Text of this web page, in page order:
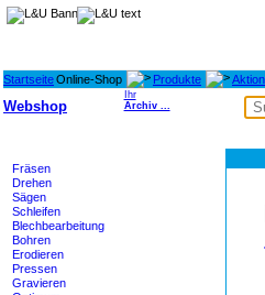
StartseiteOnline-Shop Produkte
Webshop
Ihr
Archiv ...
Fräsen
Drehen
Sägen
Schleifen
Blechbearbeitung
Bohren
Erodieren
Pressen
Gravieren